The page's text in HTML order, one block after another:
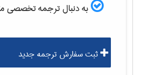
به دنبال ترجمه تخصصی
ثبت سفارش ترجمه جدید